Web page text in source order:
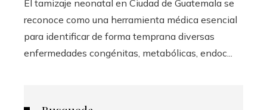
El tamizaje neonatal en Ciudad de Guatemala se
reconoce como una herramienta médica esencial
para identificar de forma temprana diversas
enfermedades congénitas, metabólicas, endoc...